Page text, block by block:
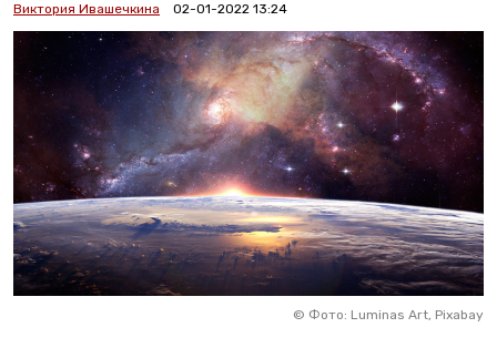
Виктория Ивашечкина 02-01-2022 13:24
© Фото: Luminas Art, Pixabay